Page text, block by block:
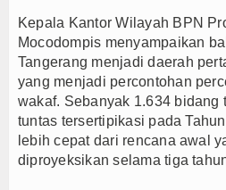
Kepala Kantor Wilayah BPN
Mocodompis menyampaikan
Tangerang menjadi daerah
yang menjadi percontohan
wakaf. Sebanyak 1.634 bidang
tuntas tersertipikasi pada
lebih cepat dari rencana awal
diproyeksikan selama tiga